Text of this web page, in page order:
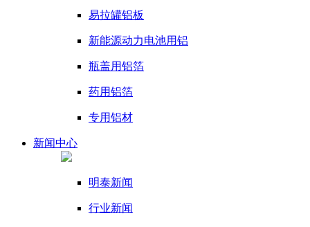
易拉罐铝板
新能源动力电池用铝
瓶盖用铝箔
药用铝箔
专用铝材
新闻中心
明泰新闻
行业新闻